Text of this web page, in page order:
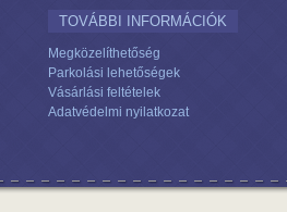
TOVÁBBI INFORMÁCIÓK
Megközelíthetőség
Parkolási lehetőségek
Vásárlási feltételek
Adatvédelmi nyilatkozat